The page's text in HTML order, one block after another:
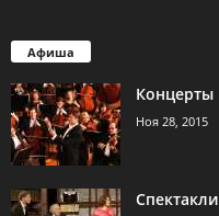
Афиша
Концерты
Ноя 28, 2015
Спектакли